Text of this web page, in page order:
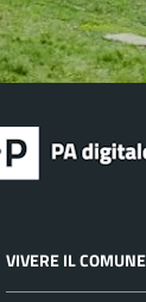
VIVERE IL COMUNE